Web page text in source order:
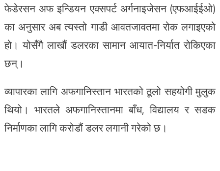
फेडेरसन अफ इन्डियन एक्सपर्ट अर्गनाइजेसन (एफआईईओ)
का अनुसार अब त्यस्तो गाडी आवतजावतमा रोक लगाइएको
हो। योसँगै लाखौं डलरका सामान आयात-निर्यात रोकिएका
छन्।
व्यापारका लागि अफगानिस्तान भारतको ठूलो सहयोगी मुलुक
थियो। भारतले अफगानिस्तानमा बाँध, विद्यालय र सडक
निर्माणका लागि करोडौं डलर लगानी गरेको छ।